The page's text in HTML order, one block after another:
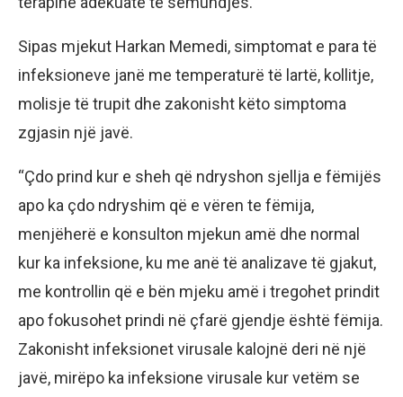
Sipas mjekut Harkan Memedi, simptomat e para të
infeksioneve janë me temperaturë të lartë, kollitje,
molisje të trupit dhe zakonisht këto simptoma
zgjasin një javë.
“Çdo prind kur e sheh që ndryshon sjellja e fëmijës
apo ka çdo ndryshim që e vëren te fëmija,
menjëherë e konsulton mjekun amë dhe normal
kur ka infeksione, ku me anë të analizave të gjakut,
me kontrollin që e bën mjeku amë i tregohet prindit
apo fokusohet prindi në çfarë gjendje është fëmija.
Zakonisht infeksionet virusale kalojnë deri në një
javë, mirëpo ka infeksione virusale kur vetëm se